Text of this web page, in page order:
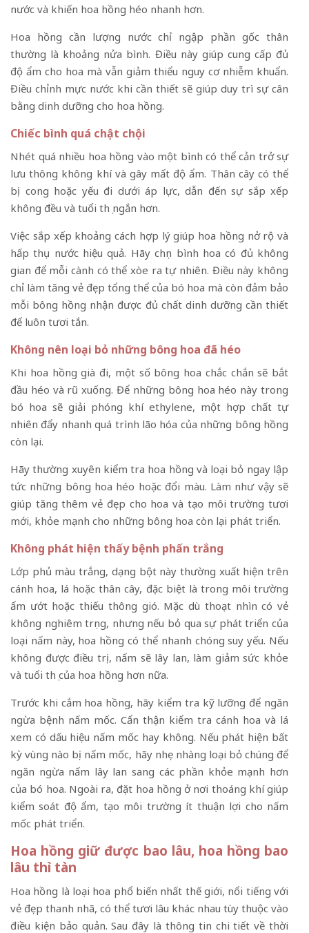
nước và khiến hoa hồng héo nhanh hơn.
Hoa hồng cần lượng nước chỉ ngập phần gốc thân
thường là khoảng nửa bình. Điều này giúp cung cấp đủ
độ ẩm cho hoa mà vẫn giảm thiểu nguy cơ nhiễm khuẩn.
Điều chỉnh mực nước khi cần thiết sẽ giúp duy trì sự cân
bằng dinh dưỡng cho hoa hồng.
Chiếc bình quá chật chội
Nhét quá nhiều hoa hồng vào một bình có thể cản trở sự
lưu thông không khí và gây mất độ ẩm. Thân cây có thể
bị cong hoặc yếu đi dưới áp lực, dẫn đến sự sắp xếp
không đều và tuổi thọ ngắn hơn.
Việc sắp xếp khoảng cách hợp lý giúp hoa hồng nở rộ và
hấp thụ nước hiệu quả. Hãy chọn bình hoa có đủ không
gian để mỗi cành có thể xòe ra tự nhiên. Điều này không
chỉ làm tăng vẻ đẹp tổng thể của bó hoa mà còn đảm bảo
mỗi bông hồng nhận được đủ chất dinh dưỡng cần thiết
để luôn tươi tắn.
Không nên loại bỏ những bông hoa đã héo
Khi hoa hồng già đi, một số bông hoa chắc chắn sẽ bắt
đầu héo và rũ xuống. Để những bông hoa héo này trong
bó hoa sẽ giải phóng khí ethylene, một hợp chất tự
nhiên đẩy nhanh quá trình lão hóa của những bông hồng
còn lại.
Hãy thường xuyên kiểm tra hoa hồng và loại bỏ ngay lập
tức những bông hoa héo hoặc đổi màu. Làm như vậy sẽ
giúp tăng thêm vẻ đẹp cho hoa và tạo môi trường tươi
mới, khỏe mạnh cho những bông hoa còn lại phát triển.
Không phát hiện thấy bệnh phấn trắng
Lớp phủ màu trắng, dạng bột này thường xuất hiện trên
cánh hoa, lá hoặc thân cây, đặc biệt là trong môi trường
ẩm ướt hoặc thiếu thông gió. Mặc dù thoạt nhìn có vẻ
không nghiêm trọng, nhưng nếu bỏ qua sự phát triển của
loại nấm này, hoa hồng có thể nhanh chóng suy yếu. Nếu
không được điều trị, nấm sẽ lây lan, làm giảm sức khỏe
và tuổi thọ của hoa hồng hơn nữa.
Trước khi cắm hoa hồng, hãy kiểm tra kỹ lưỡng để ngăn
ngừa bệnh nấm mốc. Cẩn thận kiểm tra cánh hoa và lá
xem có dấu hiệu nấm mốc hay không. Nếu phát hiện bất
kỳ vùng nào bị nấm mốc, hãy nhẹ nhàng loại bỏ chúng để
ngăn ngừa nấm lây lan sang các phần khỏe mạnh hơn
của bó hoa. Ngoài ra, đặt hoa hồng ở nơi thoáng khí giúp
kiểm soát độ ẩm, tạo môi trường ít thuận lợi cho nấm
mốc phát triển.
Hoa hồng giữ được bao lâu, hoa hồng bao
lâu thì tàn
Hoa hồng là loại hoa phổ biến nhất thế giới, nổi tiếng với
vẻ đẹp thanh nhã, có thể tươi lâu khác nhau tùy thuộc vào
điều kiện bảo quản. Sau đây là thông tin chi tiết về thời